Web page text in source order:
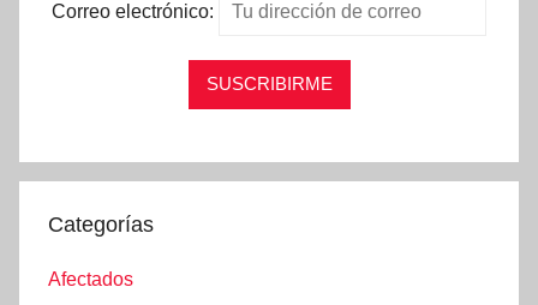
Correo electrónico:
Categorías
Afectados